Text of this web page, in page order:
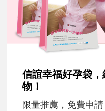
信誼幸福好孕袋
物！
限量推薦，免費申請